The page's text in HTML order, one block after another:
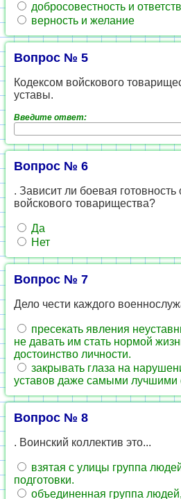
добросовестность и
верность и желание
Вопрос № 5
Кодексом войскового
уставы.
Введите ответ:
Вопрос № 6
. Зависит ли боевая
войскового товарищества?
Да
Нет
Вопрос № 7
Дело чести каждого
пресекать явления
не давать им стать нормой
достоинство личности.
закрывать глаза на
уставов даже самыми лучшими
Вопрос № 8
. Воинский коллектив это...
взятая с улицы группа
подготовки.
объединенная группа